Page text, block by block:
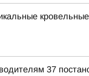
37